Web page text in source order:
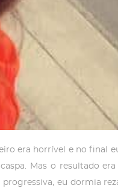
era horrível e no final
Mas o resultado
eu dormia